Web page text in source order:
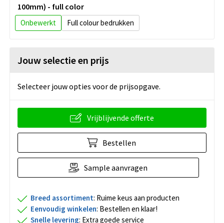
100mm) - full color
Onbewerkt Full colour
Jouw selectie en prijs
Selecteer jouw opties voor de prijsopgave.
Vrijblijvende offerte
Bestellen
Sample aanvragen
Breed assortiment: Ruime keus aan producten
Eenvoudig winkelen: Bestellen en klaar!
Snelle levering: Extra goede service